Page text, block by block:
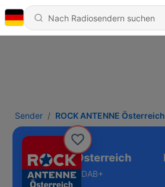
Sender ROCK ANTENNE Österreich
ANTENNE Österreich
DAB+